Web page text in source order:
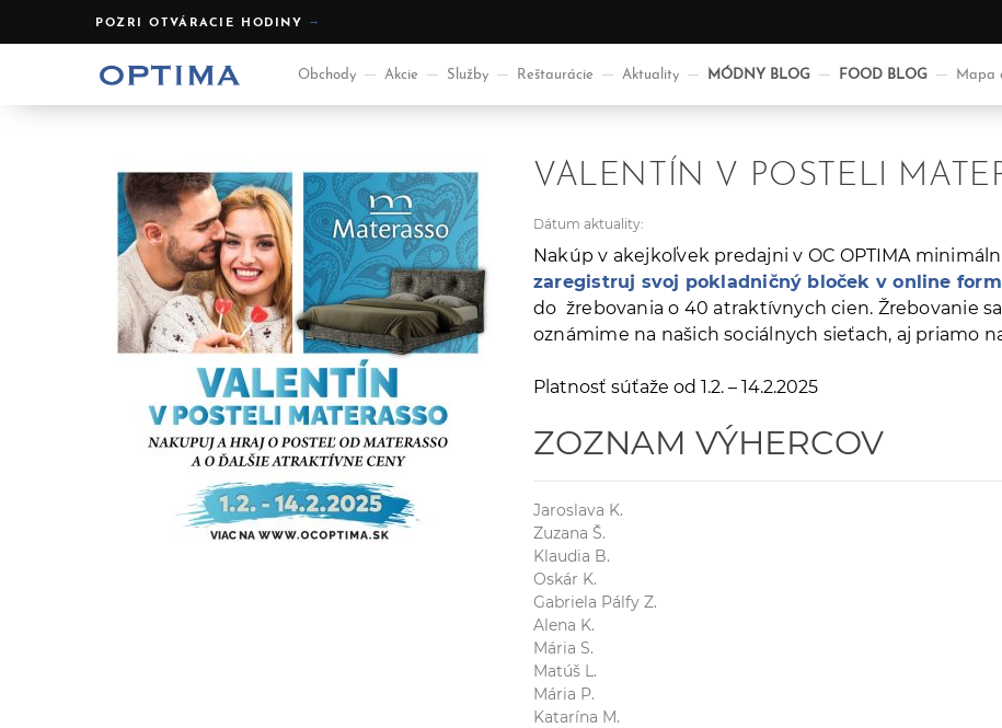
POZRI OTVÁRACIE HODINY
Obchody Akcie Služby Reštaurácie Aktuality MÓDNY BLOG FOOD BLOG Mapa
VALENTÍN V POSTELI
Dátum aktuality:
Nakúp v akejkoľvek predajni v OC OPTIMA
zaregistruj svoj pokladničný bloček v online
do žrebovania o 40 atraktívnych cien. Žrebovanie
oznámime na našich sociálnych sieťach, aj priamo
Platnosť súťaže od 1.2. – 14.2.2025
ZOZNAM VÝHERCOV
Jaroslava K.
Zuzana Š.
Klaudia B.
Oskár K.
Gabriela Pálfy Z.
Alena K.
Mária S.
Matúš L.
Mária P.
Katarína M.